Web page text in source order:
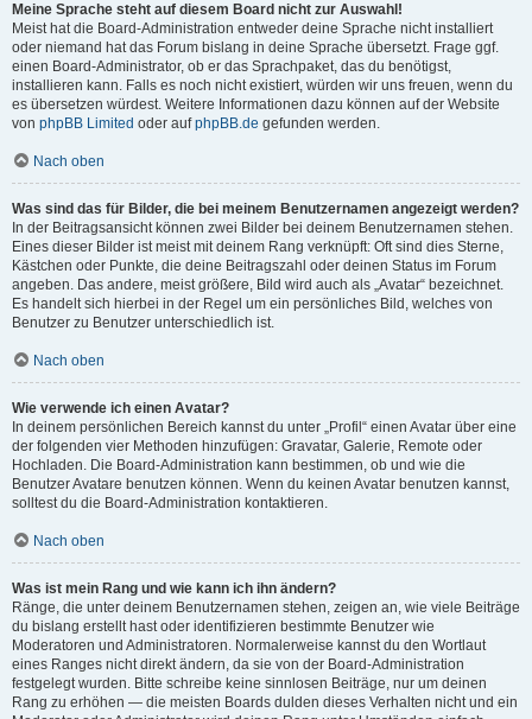
Meine Sprache steht auf diesem Board nicht zur Auswahl!
Meist hat die Board-Administration entweder deine Sprache nicht installiert
oder niemand hat das Forum bislang in deine Sprache übersetzt. Frage ggf.
einen Board-Administrator, ob er das Sprachpaket, das du benötigst,
installieren kann. Falls es noch nicht existiert, würden wir uns freuen, wenn du
es übersetzen würdest. Weitere Informationen dazu können auf der Website
von phpBB Limited oder aufphpBB.de gefunden werden.
Nach oben
Was sind das für Bilder, die bei meinem Benutzernamen angezeigt werden?
In der Beitragsansicht können zwei Bilder bei deinem Benutzernamen stehen.
Eines dieser Bilder ist meist mit deinem Rang verknüpft: Oft sind dies Sterne,
Kästchen oder Punkte, die deine Beitragszahl oder deinen Status im Forum
angeben. Das andere, meist größere, Bild wird auch als „Avatar“ bezeichnet.
Es handelt sich hierbei in der Regel um ein persönliches Bild, welches von
Benutzer zu Benutzer unterschiedlich ist.
Nach oben
Wie verwende ich einen Avatar?
In deinem persönlichen Bereich kannst du unter „Profil“ einen Avatar über eine
der folgenden vier Methoden hinzufügen: Gravatar, Galerie, Remote oder
Hochladen. Die Board-Administration kann bestimmen, ob und wie die
Benutzer Avatare benutzen können. Wenn du keinen Avatar benutzen kannst,
solltest du die Board-Administration kontaktieren.
Nach oben
Was ist mein Rang und wie kann ich ihn ändern?
Ränge, die unter deinem Benutzernamen stehen, zeigen an, wie viele Beiträge
du bislang erstellt hast oder identifizieren bestimmte Benutzer wie
Moderatoren und Administratoren. Normalerweise kannst du den Wortlaut
eines Ranges nicht direkt ändern, da sie von der Board-Administration
festgelegt wurden. Bitte schreibe keine sinnlosen Beiträge, nur um deinen
Rang zu erhöhen — die meisten Boards dulden dieses Verhalten nicht und ein